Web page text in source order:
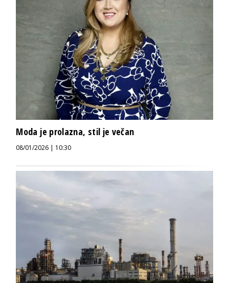
Moda je prolazna, stil je večan
08/01/2026 | 10:30